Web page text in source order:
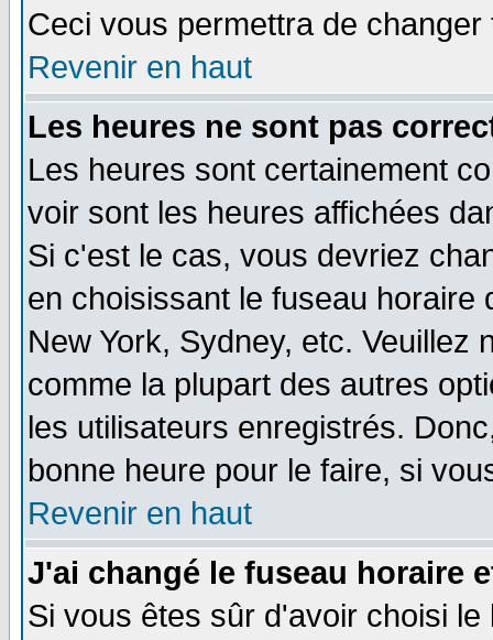
Ceci vous permettra de
Revenir en haut
Les heures ne sont pas
Les heures sont certainement
voir sont les heures affichées
Si c'est le cas, vous devriez
en choisissant le fuseau
New York, Sydney, etc. Veuillez
comme la plupart des autres
les utilisateurs enregistrés.
bonne heure pour le faire, si
Revenir en haut
J'ai changé le fuseau horaire
Si vous êtes sûr d'avoir choisi